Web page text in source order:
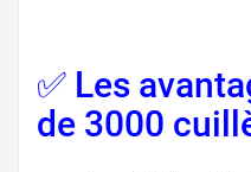
✅ Les
de 3000